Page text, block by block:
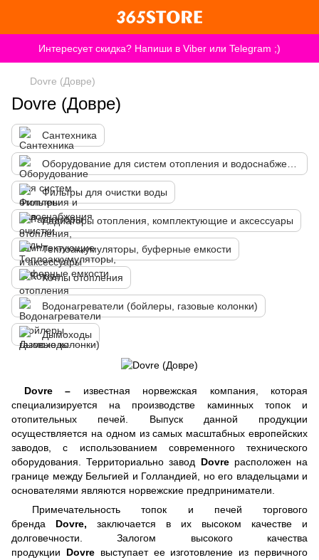
Интересует скидка? Напиши в Viber или Telegram ;)
Dovre (Довре)
Dovre (Довре)
Сантехника
Фильтры для очистки воды
Радиаторы отопления, комплектующие и аксессуары
Теплоаккумуляторы, буферные емкости
Котлы отопления
Водонагреватели (бойлеры, газовые колонки)
Дымоходы
Dovre – известная норвежская компания, которая
специализируется на производстве каминных топок и
отопительных печей. Выпуск данной продукции
осуществляется на одном из самых масштабных европейских
заводов, с использованием современного технического
оборудования. Территориально завод Dovreрасположен на
границе между Бельгией и Голландией, но его владельцами и
основателями являются норвежские предприниматели.
Примечательность топок и печей торгового
бренда Dovre, заключается в их высоком качестве и
долговечности. Залогом высокого качества
продукции Dovre выступает ее изготовление из первичного